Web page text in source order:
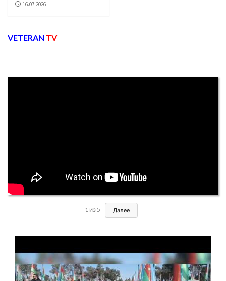
16.07.2026
VETERAN TV
1 из5 Далее